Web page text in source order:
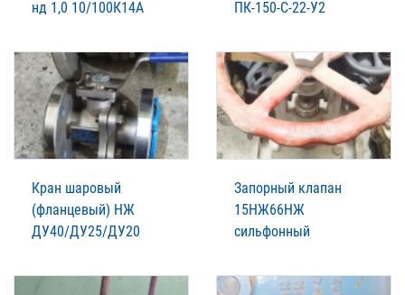
нд 1,0 10/100К14А
ПК-150-С-22-У2
Кран шаровый
(фланцевый) НЖ
ДУ40/ДУ25/ДУ20
Запорный клапан
15НЖ66НЖ
сильфонный